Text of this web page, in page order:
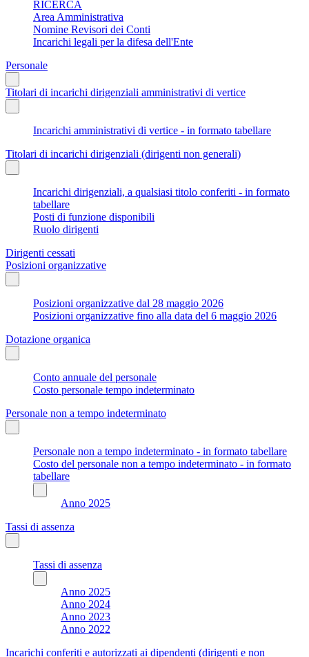
RICERCA
Area Amministrativa
Nomine Revisori dei Conti
Incarichi legali per la difesa dell'Ente
Personale
Titolari di incarichi dirigenziali amministrativi di vertice
Incarichi amministrativi di vertice - in formato tabellare
Titolari di incarichi dirigenziali (dirigenti non generali)
Incarichi dirigenziali, a qualsiasi titolo conferiti - in formato
tabellare
Posti di funzione disponibili
Ruolo dirigenti
Dirigenti cessati
Posizioni organizzative
Posizioni organizzative dal 28 maggio 2026
Posizioni organizzative fino alla data del 6 maggio 2026
Dotazione organica
Conto annuale del personale
Costo personale tempo indeterminato
Personale non a tempo indeterminato
Personale non a tempo indeterminato - in formato tabellare
Costo del personale non a tempo indeterminato - in formato
tabellare
Anno 2025
Tassi di assenza
Tassi di assenza
Anno 2025
Anno 2024
Anno 2023
Anno 2022
Incarichi conferiti e autorizzati ai dipendenti (dirigenti e non